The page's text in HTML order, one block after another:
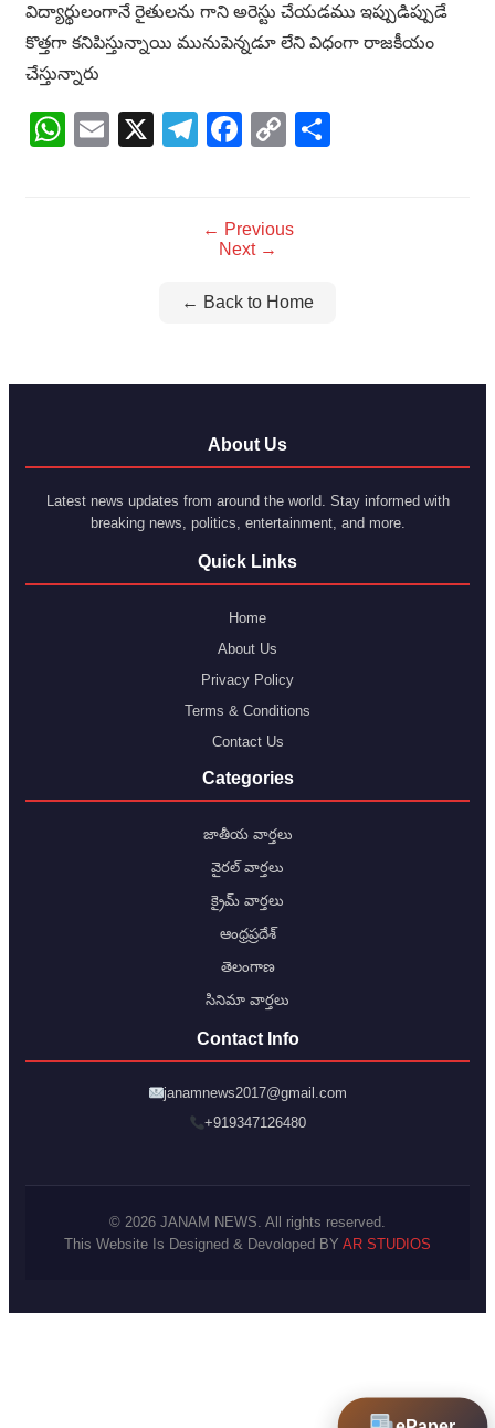
విద్యార్థులంగానే రైతులను గాని అరెస్టు చేయడము ఇప్పుడిప్పుడే
కొత్తగా కనిపిస్తున్నాయి మునుపెన్నడూ లేని విధంగా రాజకీయం
చేస్తున్నారు
WhatsApp
Email
X Telegram
Facebook
Copy
← Previous
Next →
← Back to Home
About Us
Latest news updates from around the world. Stay informed with
breaking news, politics, entertainment, and more.
Quick Links
Home
About Us
Privacy Policy
Terms & Conditions
Contact Us
Categories
జాతీయ వార్తలు
వైరల్ వార్తలు
క్రైమ్ వార్తలు
ఆంధ్రప్రదేశ్
తెలంగాణ
సినిమా వార్తలు
Contact Info
janamnews2017@gmail.com
+919347126480
© 2026 JANAM NEWS. All rights reserved.
This Website Is Designed & Devoloped BY AR STUDIOS